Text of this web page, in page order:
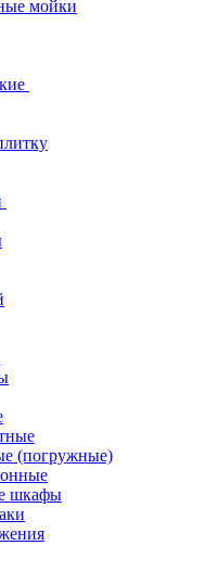
мойки
(погружные)
шкафы